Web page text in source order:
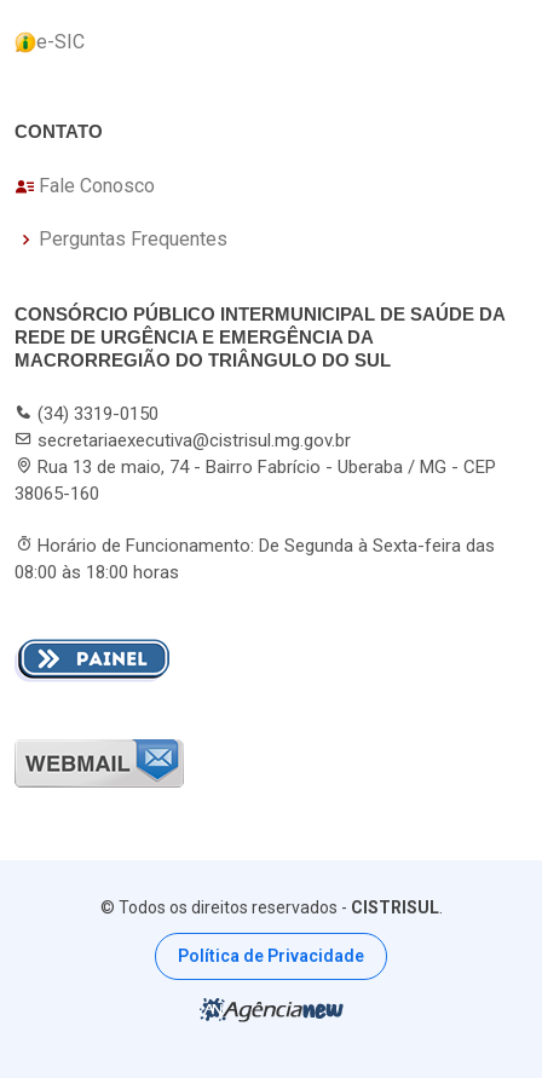
e-SIC
CONTATO
Fale Conosco
Perguntas Frequentes
CONSÓRCIO PÚBLICO INTERMUNICIPAL DE SAÚDE DA
REDE DE URGÊNCIA E EMERGÊNCIA DA
MACRORREGIÃO DO TRIÂNGULO DO SUL
(34) 3319-0150
secretariaexecutiva@cistrisul.mg.gov.br
Rua 13 de maio, 74 - Bairro Fabrício - Uberaba / MG - CEP
38065-160
Horário de Funcionamento: De Segunda à Sexta-feira das
08:00 às 18:00 horas
© Todos os direitos reservados - CISTRISUL.
Política de Privacidade